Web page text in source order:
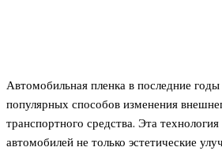
Автомобильная пленка в последние
популярных способов изменения
транспортного средства. Эта
автомобилей не только эстетические